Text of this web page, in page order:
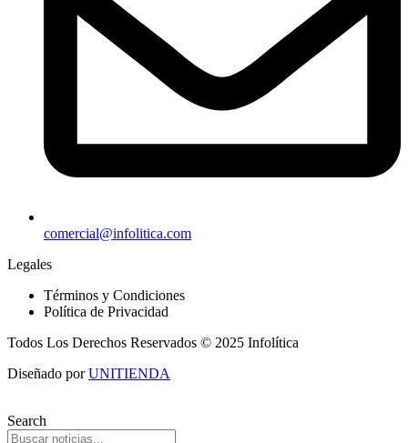
comercial@infolitica.com
Legales
Términos y Condiciones
Política de Privacidad
Todos Los Derechos Reservados © 2025 Infolítica
Diseñado porUNITIENDA
Search